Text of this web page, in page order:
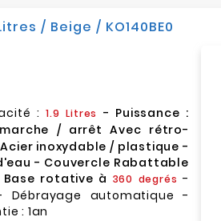
/ Beige / KO140BE0
: 1.9 Litres - Puissance :
/ arrêt Avec rétro-
inoxydable / plastique -
- Couvercle Rabattable
rotative à 360 degrés -
Débrayage automatique -
: 1an